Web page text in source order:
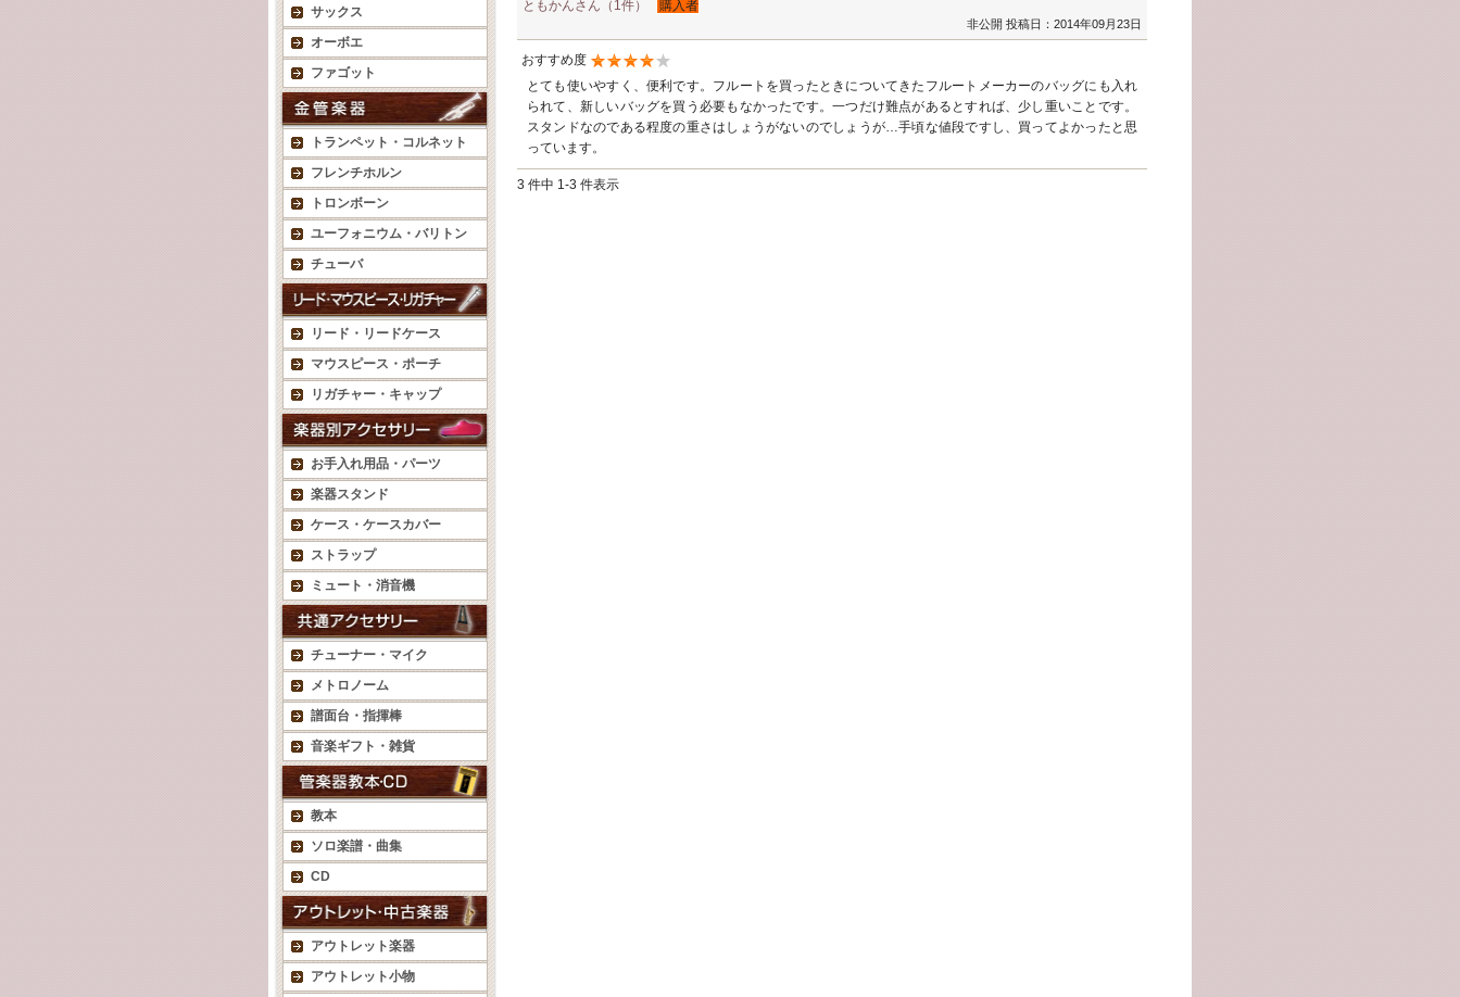
サックス
オーボエ
ファゴット
トランペット・コルネット
フレンチホルン
トロンボーン
ユーフォニウム・バリトン
チューバ
リード・リードケース
マウスピース・ポーチ
リガチャー・キャップ
お手入れ用品・パーツ
楽器スタンド
ケース・ケースカバー
ストラップ
ミュート・消音機
チューナー・マイク
メトロノーム
譜面台・指揮棒
音楽ギフト・雑貨
教本
ソロ楽譜・曲集
CD
アウトレット楽器
アウトレット小物
ともかんさん（1件） 購入者
非公開 投稿日：2014年09月23日
おすすめ度
とても使いやすく、便利です。フルートを買ったときについてきたフルートメーカーのバッグにも入れ
られて、新しいバッグを買う必要もなかったです。一つだけ難点があるとすれば、少し重いことです。
スタンドなのである程度の重さはしょうがないのでしょうが…手頃な値段ですし、買ってよかったと思
っています。
3 件中 1-3 件表示